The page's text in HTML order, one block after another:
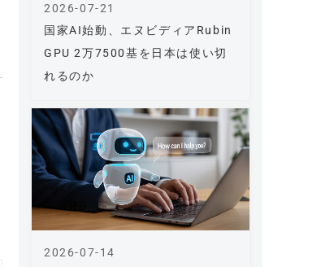
国家AI始動、エヌビディアRubin
GPU 2万7500基を日本は使い切
れるのか
2026-07-21
2026-07-14